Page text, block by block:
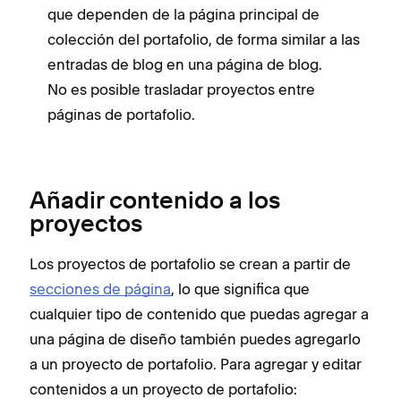
que dependen de la página principal de
colección del portafolio, de forma similar a las
entradas de blog en una página de blog.
No es posible trasladar proyectos entre
páginas de portafolio.
Añadir contenido a los
proyectos
Los proyectos de portafolio se crean a partir de
secciones de página, lo que significa que
cualquier tipo de contenido que puedas agregar a
una página de diseño también puedes agregarlo
a un proyecto de portafolio. Para agregar y editar
contenidos a un proyecto de portafolio: